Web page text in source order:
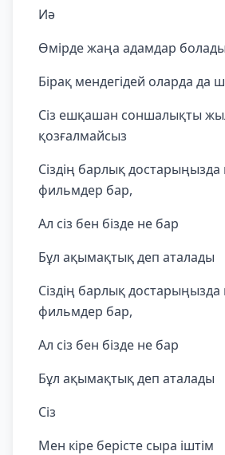
Иә
Өмірде жаңа адамдар болады
Бірақ мендегідей оларда да
Сіз ешқашан соншалықты
қозғалмайсыз
Сіздің барлық
фильмдер бар,
Ал сіз бен бізде не бар
Бұл ақымақтық деп аталады
Сіздің барлық
фильмдер бар,
Ал сіз бен бізде не бар
Бұл ақымақтық деп аталады
Сіз
Мен кіре берісте сыра іштім